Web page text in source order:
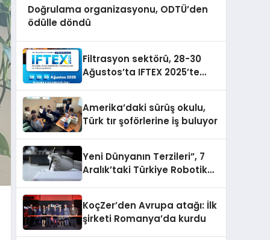
Doğrulama organizasyonu, ODTÜ’den
ödülle döndü
Filtrasyon sektörü, 28-30
Ağustos’ta IFTEX 2025’te
Amerika’daki sürüş okulu,
Türk tır şoförlerine iş buluyor
Yeni Dünyanın Terzileri”, 7
Aralık’taki Türkiye Robotik
KoçZer’den Avrupa atağı: İlk
şirketi Romanya’da kurdu